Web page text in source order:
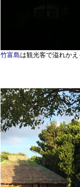
竹富島は観光客で溢れか